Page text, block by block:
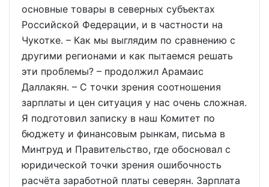
основные товары в северных субъектах
Российской Федерации, и в частности на
Чукотке. – Как мы выглядим по сравнению с
другими регионами и как пытаемся решать
эти проблемы? – продолжил Арамаис
Даллакян. – С точки зрения соотношения
зарплаты и цен ситуация у нас очень сложная.
Я подготовил записку в наш Комитет по
бюджету и финансовым рынкам, письма в
Минтруд и Правительство, где обосновал с
юридической точки зрения ошибочность
расчёта заработной платы северян. Зарплата